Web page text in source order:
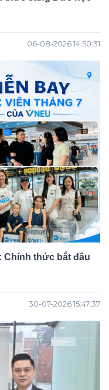
06-08-2026 14:50:31
Chính thức bắt đầu
30-07-2026 15:47:37